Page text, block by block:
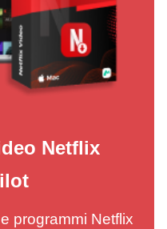
Netflix
programmi Netflix